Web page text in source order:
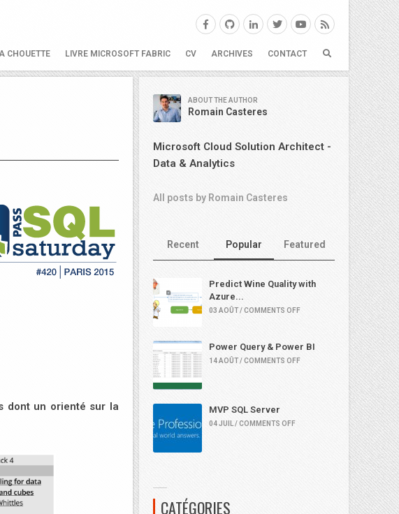
CHOUETTE LIVRE MICROSOFT FABRIC CV ARCHIVES CONTACT
dont un orienté sur la
ABOUT THE AUTHOR
Romain Casteres
Microsoft Cloud Solution Architect -
Data & Analytics
All posts by Romain Casteres
Recent Popular Featured
Predict Wine Quality with
Azure...
03 AOÛT / COMMENTS OFF
Power Query & Power BI
14 AOÛT / COMMENTS OFF
MVP SQL Server
04 JUIL / COMMENTS OFF
CATÉGORIES